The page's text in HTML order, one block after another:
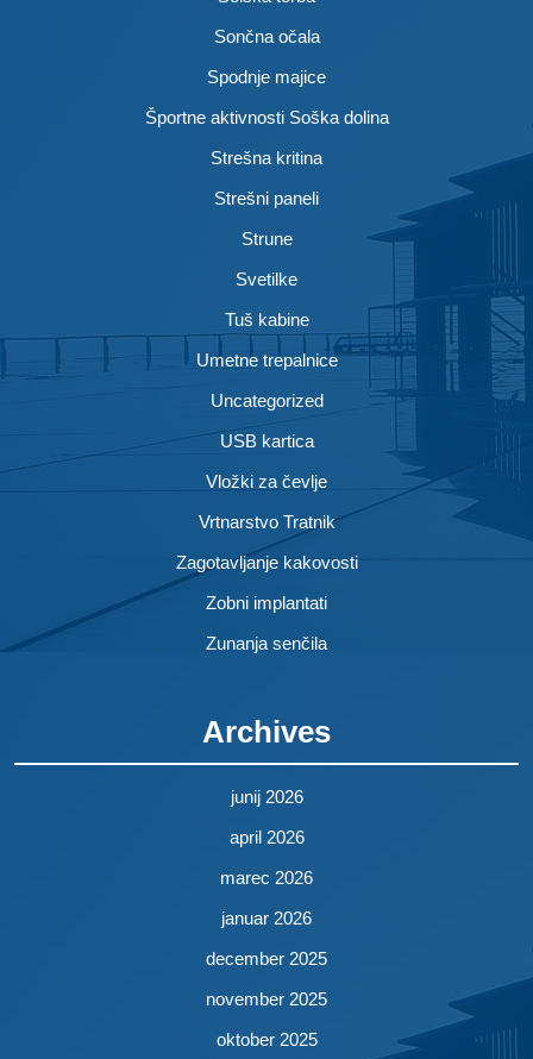
Sončna očala
Spodnje majice
Športne aktivnosti Soška dolina
Strešna kritina
Strešni paneli
Strune
Svetilke
Tuš kabine
Umetne trepalnice
Uncategorized
USB kartica
Vložki za čevlje
Vrtnarstvo Tratnik
Zagotavljanje kakovosti
Zobni implantati
Zunanja senčila
Archives
junij 2026
april 2026
marec 2026
januar 2026
december 2025
november 2025
oktober 2025